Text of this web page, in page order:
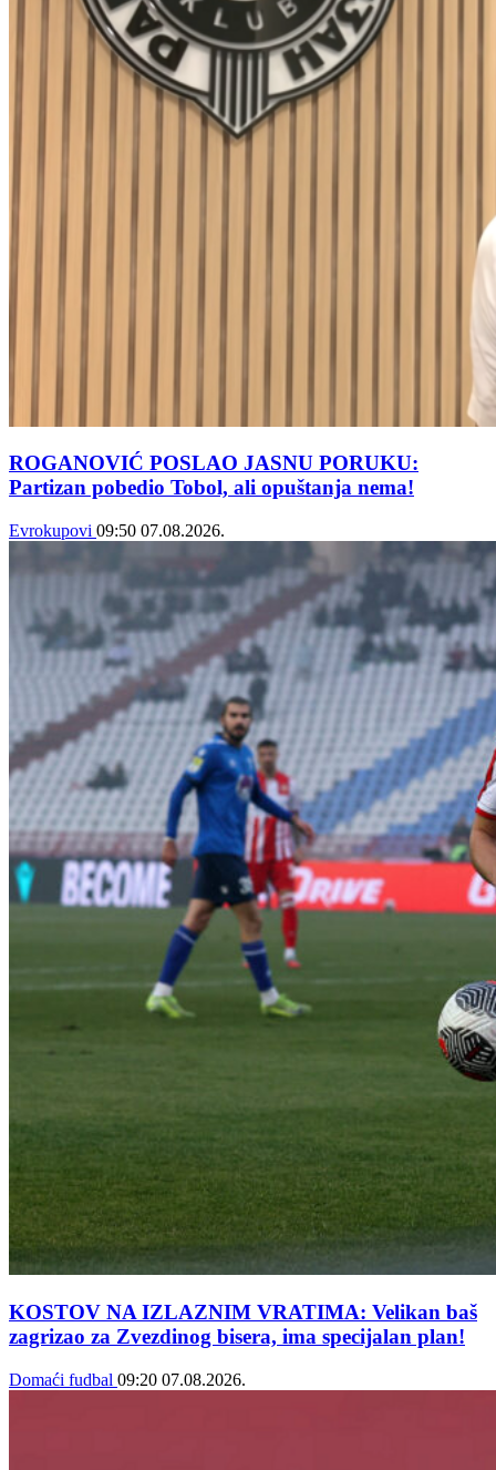
ROGANOVIĆ POSLAO JASNU PORUKU:
Partizan pobedio Tobol, ali opuštanja nema!
Evrokupovi 09:50 07.08.2026.
KOSTOV NA IZLAZNIM VRATIMA: Velikan baš
zagrizao za Zvezdinog bisera, ima specijalan plan!
Domaći fudbal 09:20 07.08.2026.